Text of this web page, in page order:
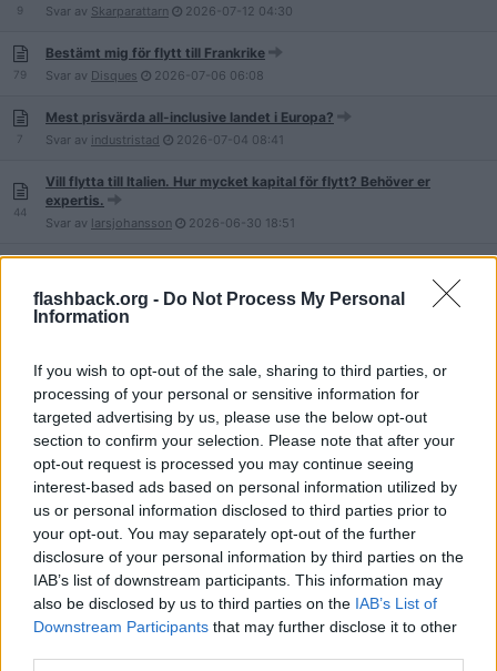
flashback.org - Do Not Process My Personal
Information
If you wish to opt-out of the sale, sharing to third parties, or
processing of your personal or sensitive information for
targeted advertising by us, please use the below opt-out
section to confirm your selection. Please note that after your
opt-out request is processed you may continue seeing
interest-based ads based on personal information utilized by
us or personal information disclosed to third parties prior to
your opt-out. You may separately opt-out of the further
disclosure of your personal information by third parties on the
IAB’s list of downstream participants. This information may
also be disclosed by us to third parties on the IAB’s List of
Downstream Participants that may further disclose it to other
9 Svar av Skarparattarn 2026-07-12 04:30
79
Bestämt mig för flytt till Frankrike
Svar av Disques 2026-07-06 06:08
7
Mest prisvärda all-inclusive landet i Europa?
Svar av industristad 2026-07-04 08:41
44
Vill flytta till Italien. Hur mycket kapital för flytt? Behöver er
expertis.
Svar av larsjohansson 2026-06-30 18:51
Strasbourg?
Svar av gubbrackaren 2026-06-2819:43
Turkiet / Istanbul??
Svar av urverksapelsin 2026-06-27
Vart hade du velat bo en månad i Europa ?
Svar av 2026-06-17 08:41
Bosätter mig i Bulgarien i vinter
Svar avRinghals3 2026-06-1519:52